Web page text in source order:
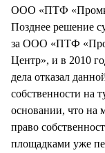
ООО «ПТФ
Позднее решение
за ООО «ПТФ
Центр», и в 2010
дела отказал
собственности на
основании, что на
право
площадками уже